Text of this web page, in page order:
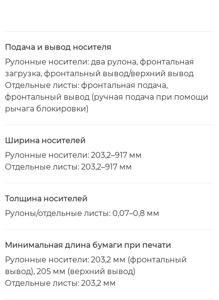
Подача и вывод носителя
Рулонные носители: два рулона, фронтальная
загрузка, фронтальный вывод/верхний вывод
Отдельные листы: фронтальная подача,
фронтальный вывод (ручная подача при помощи
рычага блокировки)
Ширина носителей
Рулонные носители: 203,2–917 мм
Отдельные листы: 203,2–917 мм
Толщина носителей
Рулоны/отдельные листы: 0,07–0,8 мм
Минимальная длина бумаги при печати
Рулонные носители: 203,2 мм (фронтальный
вывод), 205 мм (верхний вывод)
Отдельные листы: 203,2 мм